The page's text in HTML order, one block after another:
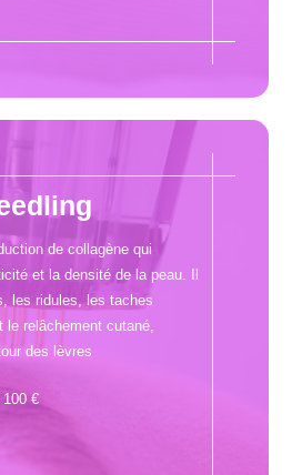
de collagène qui
et la densité de la peau. Il
les ridules, les taches
le relâchement cutané,
des lèvres
€